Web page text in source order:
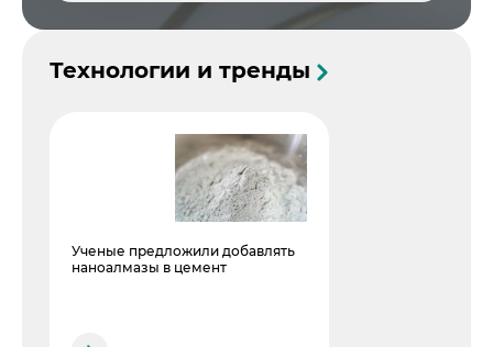
Технологии и тренды
Ученые предложили добавлять
наноалмазы в цемент